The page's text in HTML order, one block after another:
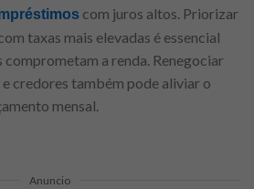
com juros altos. Priorizar
taxas mais elevadas é essencial
comprometam a renda. Renegociar
credores também pode aliviar o
mensal.
Anuncio